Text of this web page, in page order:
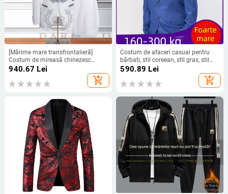
[Mărime mare transfrontalieră]
Costum de mireasă chinezesc
pentru bărbați din comerț exterior
Amazon, costum din trei piese,
cavaler de onoare
940.67 Lei
add_shopping_cart
Costum de afaceri casual pentru
bărbați, stil coreean, stil gras, stil
vrac, de dimensiuni mari, vrac,
590.89 Lei
add_shopping_cart